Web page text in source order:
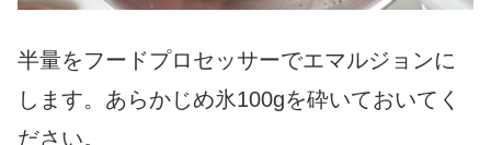
半量をフードプロセッサーでエマルジョンに
します。あらかじめ氷100gを砕いておいてく
ださい。